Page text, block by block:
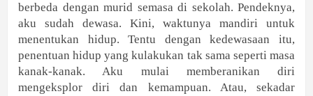
berbeda dengan murid semasa di sekolah. Pendeknya,
aku sudah dewasa. Kini, waktunya mandiri untuk
menentukan hidup. Tentu dengan kedewasaan itu,
penentuan hidup yang kulakukan tak sama seperti masa
kanak-kanak. Aku mulai memberanikan diri
mengeksplor diri dan kemampuan. Atau, sekadar